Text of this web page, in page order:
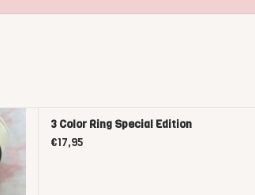
3 Color Ring Special Edition
€17,95